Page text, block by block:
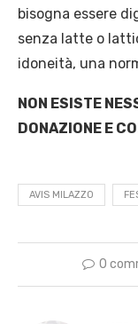
bisogna essere
senza latte o
idoneità, una
NON ESISTE
DONAZIONE E
AVIS MILAZZO
0